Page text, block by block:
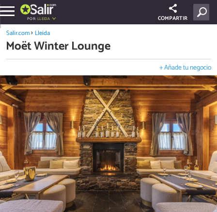
POR: LLEIDA COMPARTIR
Salir.com Lleida
Moët Winter Lounge
+ Añade tu negocio